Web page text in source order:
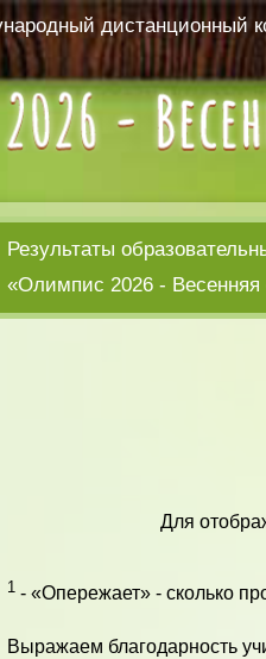
дистанционный
Результаты
«Олимпис 2026 - Весенняя
Для
1 - «Опережает» - сколько
Выражаем благодарность